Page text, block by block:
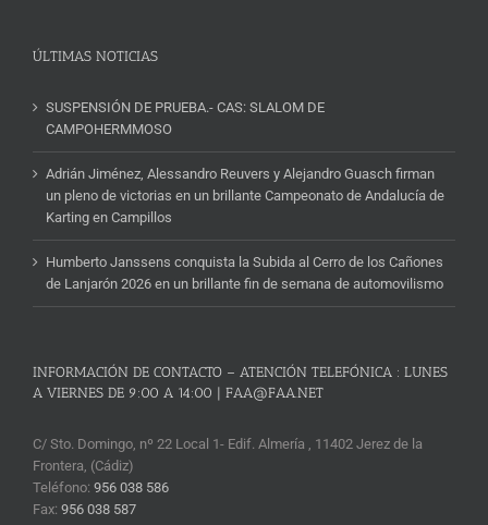
ÚLTIMAS NOTICIAS
SUSPENSIÓN DE PRUEBA.- CAS: SLALOM DE
CAMPOHERMMOSO
Adrián Jiménez, Alessandro Reuvers y Alejandro Guasch firman
un pleno de victorias en un brillante Campeonato de Andalucía de
Karting en Campillos
Humberto Janssens conquista la Subida al Cerro de los Cañones
de Lanjarón 2026 en un brillante fin de semana de automovilismo
INFORMACIÓN DE CONTACTO – ATENCIÓN TELEFÓNICA : LUNES
A VIERNES DE 9:00 A 14:00 | FAA@FAA.NET
C/ Sto. Domingo, nº 22 Local 1- Edif. Almería , 11402 Jerez de la
Frontera, (Cádiz)
Teléfono: 956 038 586
Fax: 956 038 587